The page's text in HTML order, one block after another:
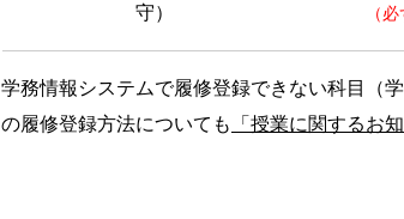
守）
（
学務情報システムで履修登録できない科目（
の履修登録方法についても
「授業に関するお知